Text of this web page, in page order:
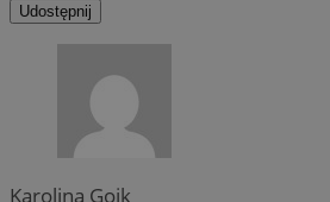
Udostępnij
Karolina Goik